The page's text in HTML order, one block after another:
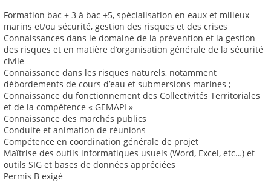
Formation bac + 3 à bac +5, spécialisation en eaux et milieux
marins et/ou sécurité, gestion des risques et des crises
Connaissances dans le domaine de la prévention et la gestion
des risques et en matière d’organisation générale de la sécurité
civile
Connaissance dans les risques naturels, notamment
débordements de cours d’eau et submersions marines ;
Connaissance du fonctionnement des Collectivités Territoriales
et de la compétence « GEMAPI »
Connaissance des marchés publics
Conduite et animation de réunions
Compétence en coordination générale de projet
Maîtrise des outils informatiques usuels (Word, Excel, etc…) et
outils SIG et bases de données appréciées
Permis B exigé